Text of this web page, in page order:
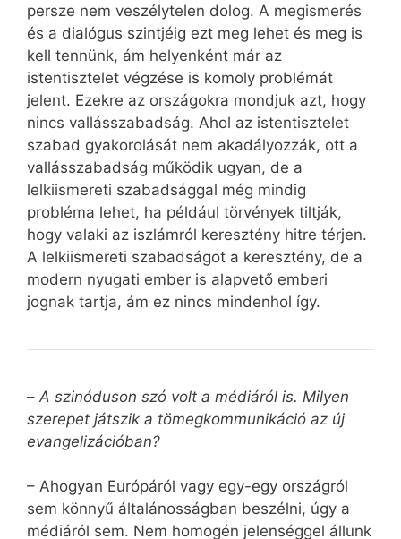
persze nem veszélytelen dolog. A megismerés
és a dialógus szintjéig ezt meg lehet és meg is
kell tennünk, ám helyenként már az
istentisztelet végzése is komoly problémát
jelent. Ezekre az országokra mondjuk azt, hogy
nincs vallásszabadság. Ahol az istentisztelet
szabad gyakorolását nem akadályozzák, ott a
vallásszabadság működik ugyan, de a
lelkiismereti szabadsággal még mindig
probléma lehet, ha például törvények tiltják,
hogy valaki az iszlámról keresztény hitre térjen.
A lelkiismereti szabadságot a keresztény, de a
modern nyugati ember is alapvető emberi
jognak tartja, ám ez nincs mindenhol így.
– A szinóduson szó volt a médiáról is. Milyen
szerepet játszik a tömegkommunikáció az új
evangelizációban?
– Ahogyan Európáról vagy egy-egy országról
sem könnyű általánosságban beszélni, úgy a
médiáról sem. Nem homogén jelenséggel állunk